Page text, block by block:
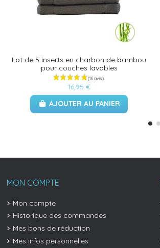
Lot de 5 inserts en charbon de bambou
pour couches lavables
16,95 €
AJOUTER AU PANIER
MON COMPTE
Mon compte
Historique des commandes
Mes bons de réduction
Mes infos personnelles